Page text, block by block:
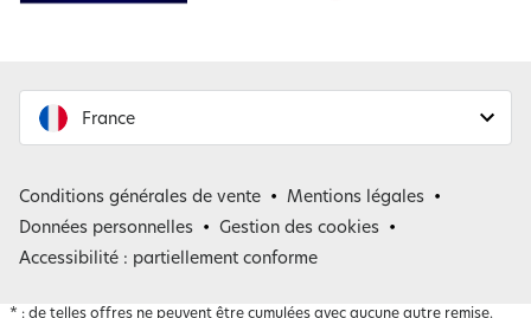
France
Belgique
Conditions générales de vente
Mentions légales
Données personnelles
Gestion des cookies
Accessibilité : partiellement conforme
* : de telles offres ne peuvent être cumulées avec aucune autre remise.